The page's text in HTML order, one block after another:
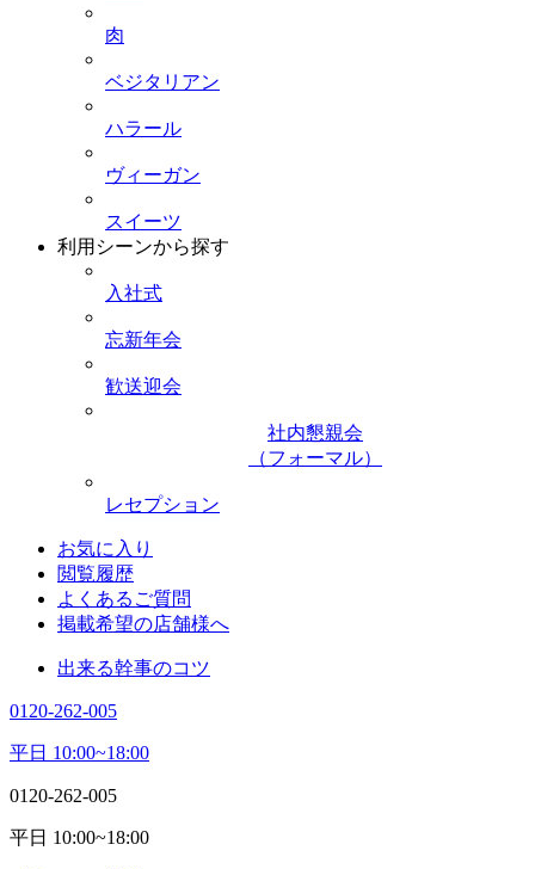
肉
ベジタリアン
ハラール
ヴィーガン
スイーツ
利用シーンから探す
入社式
忘新年会
歓送迎会
社内懇親会
（フォーマル）
レセプション
お気に入り
閲覧履歴
よくあるご質問
掲載希望の店舗様へ
出来る幹事のコツ
0120-262-005
平日 10:00~18:00
0120-262-005
平日 10:00~18:00